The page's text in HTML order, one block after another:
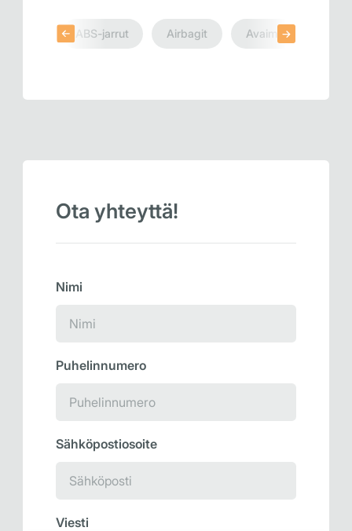
ABS-jarrut Airbagit Avaimet
Ota yhteyttä!
Nimi
Puhelinnumero
Sähköpostiosoite
Viesti